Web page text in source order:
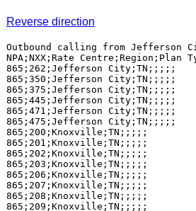
Reverse direction
Outbound calling from Jefferson
NPA;NXX;Rate
865;262;Jefferson City;TN;;;;;
865;350;Jefferson City;TN;;;;;
865;375;Jefferson City;TN;;;;;
865;445;Jefferson City;TN;;;;;
865;471;Jefferson City;TN;;;;;
865;475;Jefferson City;TN;;;;;
865;200;Knoxville;TN;;;;;
865;201;Knoxville;TN;;;;;
865;202;Knoxville;TN;;;;;
865;203;Knoxville;TN;;;;;
865;206;Knoxville;TN;;;;;
865;207;Knoxville;TN;;;;;
865;208;Knoxville;TN;;;;;
865;209;Knoxville;TN;;;;;